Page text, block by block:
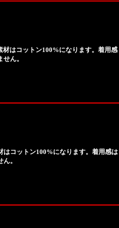
はコットン100%になります。着用感
ん。
コットン100%になります。着用感は
。